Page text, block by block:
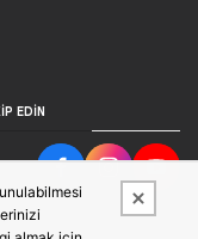
EDIN